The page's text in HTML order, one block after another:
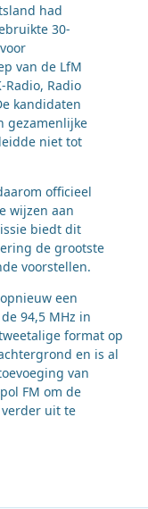
had
30-
van de LfM
Radio
kandidaten
gezamenlijke
niet tot
officieel
wijzen aan
biedt dit
de grootste
voorstellen.
een
94,5 MHz in
format op
en is al
van
FM om de
uit te